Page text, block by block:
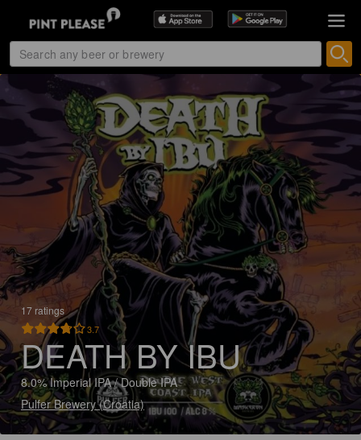
17 ratings
3.7
DEATH BY IBU
8.0% Imperial IPA / Double IPA
Pulfer Brewery (Croatia)